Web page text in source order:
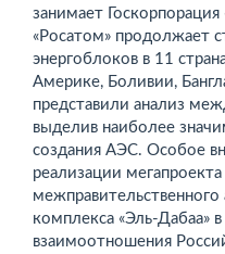
занимает
«Росатом» продолжает
энергоблоков в 11
Америке, Боливии,
представили анализ
выделив наиболее
создания АЭС. Особое
реализации
комплекса «Эль-Дабаа»
взаимоотношения